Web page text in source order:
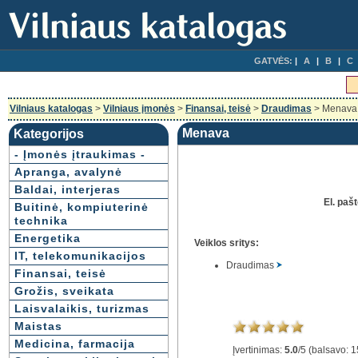
GATVĖS: A B C
Vilniaus katalogas > Vilniaus įmonės > Finansai, teisė > Draudimas > Menava
Kategorijos
- Įmonės įtraukimas -
Apranga, avalynė
Baldai, interjeras
Buitinė, kompiuterinė
technika
Energetika
IT, telekomunikacijos
Finansai, teisė
Grožis, sveikata
Laisvalaikis, turizmas
Maistas
Medicina, farmacija
Menava
El.
Veiklos sritys:
Draudimas
Įvertinimas: 5.0/5 (balsavo: